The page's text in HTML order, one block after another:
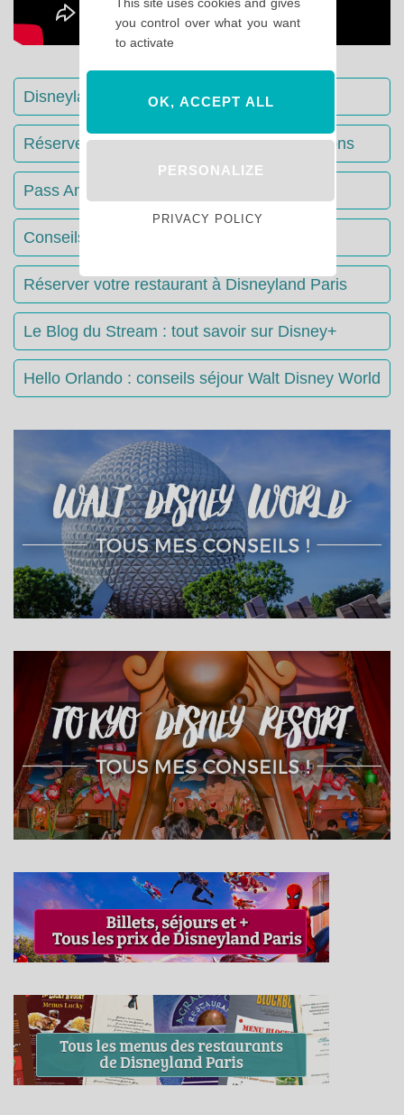
Disneyland Paris : Le guide complet
Réserver votre séjour : toutes les informations
Pass Annuels Disney : informations
Conseils & Astuces Disneyland Paris
Réserver votre restaurant à Disneyland Paris
Le Blog du Stream : tout savoir sur Disney+
Hello Orlando : conseils séjour Walt Disney World
you control over what you want
to activate
OK, ACCEPT ALL
PERSONALIZE
PRIVACY POLICY